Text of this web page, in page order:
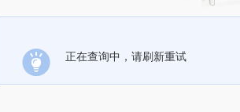
正在查询中，请刷新重试